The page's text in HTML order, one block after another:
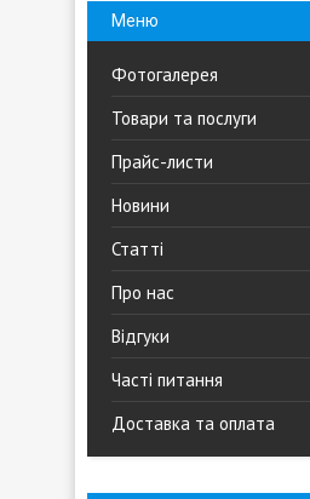
Фотогалерея
Товари та послуги
Прайс-листи
Новини
Статті
Про нас
Відгуки
Часті питання
Доставка та оплата